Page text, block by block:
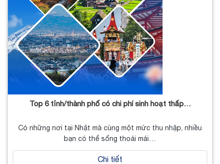
Top 6 tỉnh/thành phố có chi phí sinh hoạt thấp…
Có những nơi tại Nhật mà cùng một mức thu nhập, nhiều
bạn có thể sống thoải mái…
Chi tiết